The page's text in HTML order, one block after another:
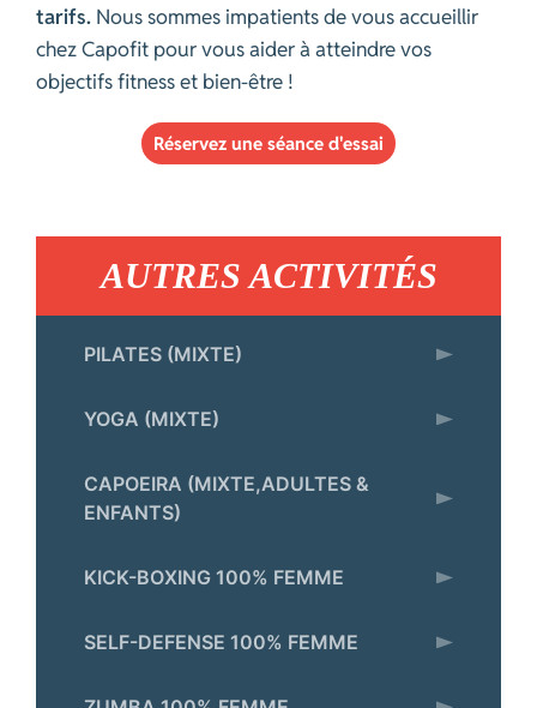
tarifs. Nous sommes impatients de vous accueillir
chez Capofit pour vous aider à atteindre vos
objectifs fitness et bien-être !
Réservez une séance d'essai
AUTRES ACTIVITÉS
PILATES (MIXTE)
YOGA (MIXTE)
CAPOEIRA (MIXTE,ADULTES &
ENFANTS)
KICK-BOXING 100% FEMME
SELF-DEFENSE 100% FEMME